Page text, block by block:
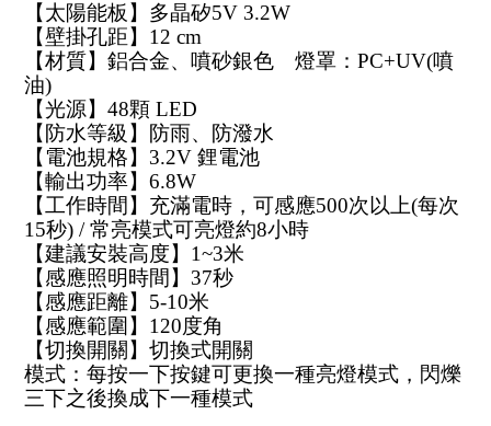
【太陽能板】多晶矽5V 3.2W
【壁掛孔距】12 cm
【材質】鋁合金、噴砂銀色　燈罩：PC+UV(噴
油)
【光源】48顆 LED
【防水等級】防雨、防潑水
【電池規格】3.2V 鋰電池
【輸出功率】6.8W
【工作時間】充滿電時，可感應500次以上(每次
15秒) / 常亮模式可亮燈約8小時
【建議安裝高度】1~3米
【感應照明時間】37秒
【感應距離】5-10米
【感應範圍】120度角
【切換開關】切換式開關
模式：每按一下按鍵可更換一種亮燈模式，閃爍
三下之後換成下一種模式